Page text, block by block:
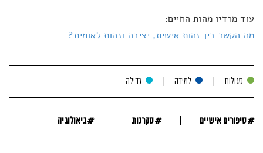
עוד מרדיו מהות החיים:
מה הקשר בין זהות אישית, יצירה וזהות לאומית?
סגולות למידה גדילה
#סיפורים אישיים #סקרנות #גיאולוגיה